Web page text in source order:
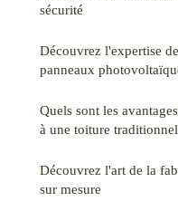
sécurité
Découvrez l'expertise
panneaux
Quels sont les
à une toiture
Découvrez l'art de la
sur mesure